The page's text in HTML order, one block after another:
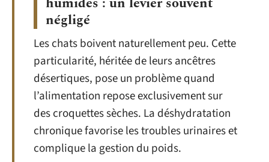
négligé
Les chats boivent naturellement peu. Cette
particularité, héritée de leurs ancêtres
désertiques, pose un problème quand
l’alimentation repose exclusivement sur
des croquettes sèches. La déshydratation
chronique favorise les troubles urinaires et
complique la gestion du poids.